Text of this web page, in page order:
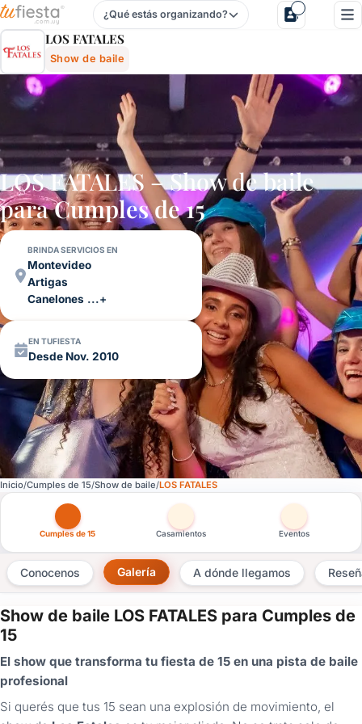
Los Fatales - Show De Baile Para Fiestas Y Eventos En
¿Qué estás organizando?
LOS FATALES
Show de baile
LOS FATALES – Show de baile
paraCumples de 15
BRINDA SERVICIOS EN
Montevideo
Artigas
Canelones ...+
EN TUFIESTA
Desde Nov. 2010
Inicio Cumples de 15 Show de baile LOS FATALES
Otras versiones de esta ficha por tipo de festejo
Cumples de 15 Casamientos Eventos
Conocenos Galería A dónde llegamos
Show de baile LOS FATALES para Cumples de
15
El show que transforma tu fiesta de 15 en una pista de baile
profesional
Si querés que tus 15 sean una explosión de movimiento, el
×
Consultar
¿Ya
tenés
cuenta?